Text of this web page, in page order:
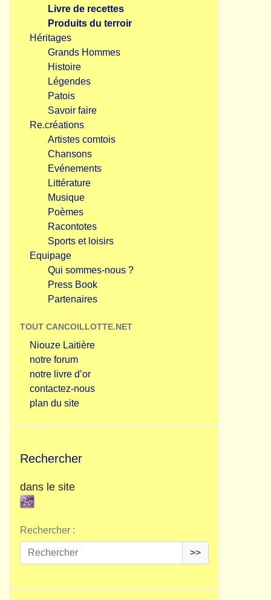
Livre de recettes
Produits du terroir
Héritages
Grands Hommes
Histoire
Légendes
Patois
Savoir faire
Re.créations
Artistes comtois
Chansons
Evénements
Littérature
Musique
Poèmes
Racontotes
Sports et loisirs
Equipage
Qui sommes-nous ?
Press Book
Partenaires
TOUT CANCOILLOTTE.NET
Niouze Laitière
notre forum
notre livre d’or
contactez-nous
plan du site
Rechercher
dans le site
Rechercher :
>>